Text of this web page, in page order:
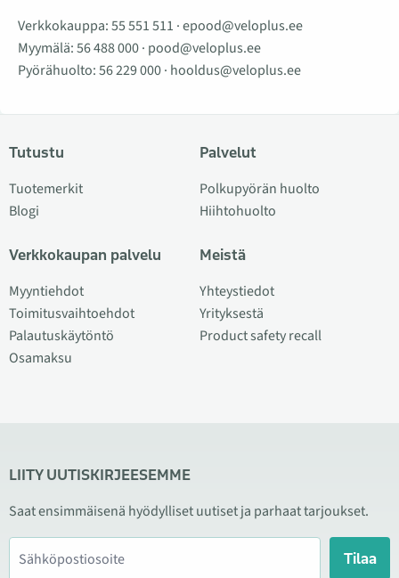
Verkkokauppa:55 551 511 ·epood@veloplus.ee
Myymälä:56 488 000· pood@veloplus.ee
Pyörähuolto:56 229 000· hooldus@veloplus.ee
Tutustu
Tuotemerkit
Blogi
Verkkokaupan palvelu
Myyntiehdot
Toimitusvaihtoehdot
Palautuskäytöntö
Osamaksu
Palvelut
Polkupyörän huolto
Hiihtohuolto
Meistä
Yhteystiedot
Yrityksestä
Product safety recall
LIITY UUTISKIRJEESEMME
Saat ensimmäisenä hyödylliset uutiset ja parhaat tarjoukset.
Tilaa